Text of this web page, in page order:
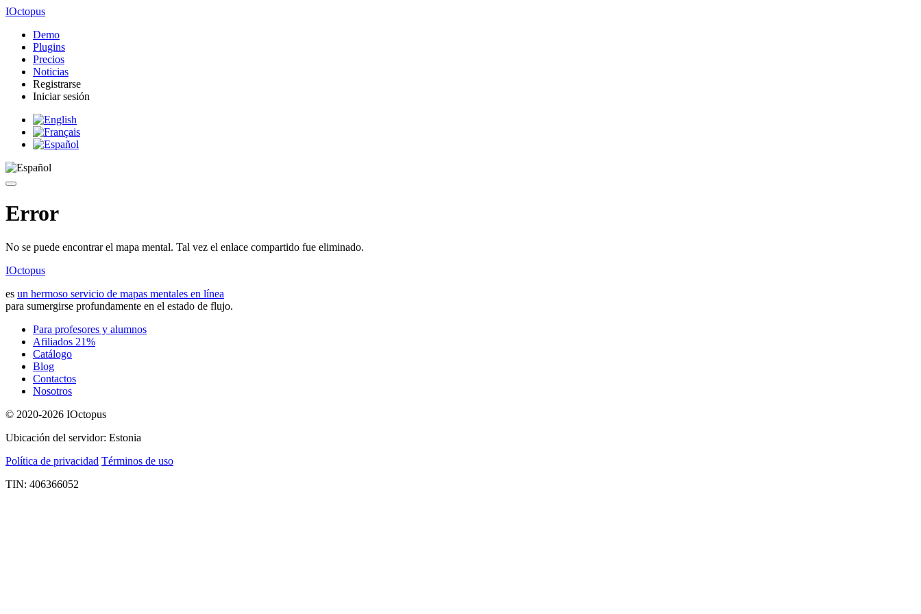
IOctopus
Demo
Plugins
Precios
Noticias
Registrarse
Iniciar sesión
Error
No se puede encontrar el mapa mental. Tal vez el enlace compartido fue eliminado.
IOctopus
es un hermoso servicio de mapas mentales en línea
para sumergirse profundamente en el estado de flujo.
Para profesores y alumnos
Afiliados 21%
Catálogo
Blog
Contactos
Nosotros
© 2020-2026 IOctopus
Ubicación del servidor: Estonia
Política de privacidad Términos de uso
TIN: 406366052